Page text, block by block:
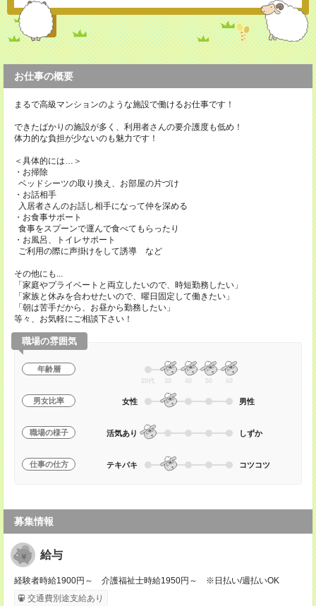
お仕事の概要
まるで高級マンションのような施設で働けるお仕事です！
できたばかりの施設が多く、利用者さんの要介護度も低め！
体力的な負担が少ないのも魅力です！
＜具体的には…＞
・お掃除
ベッドシーツの取り換え、お部屋の片づけ
・お話相手
入居者さんのお話し相手になって仲を深める
・お食事サポート
食事をスプーンで運んで食べてもらったり
・お風呂、トイレサポート
ご利用の際に声掛けをして誘導 など
その他にも...
「家庭やプライベートと両立したいので、時短勤務したい」
「家族と休みを合わせたいので、曜日固定して働きたい」
「朝は苦手だから、お昼から勤務したい」
等々、お気軽にご相談下さい！
職場の雰囲気
年齢層
20代 30 40 50 60
男女比率 女性 男性
職場の様子 活気あり しずか
仕事の仕方 テキパキ コツコツ
募集情報
給与
経験者時給1900円～ 介護福祉士時給1950円～ ※日払い/週払いOK
交通費別途支給あり